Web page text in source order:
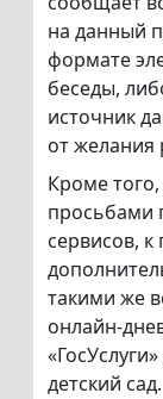
на данный
формате
беседы,
источник
от желания
Кроме
просьбами
сервисов, к
такими же
онлайн-
детский сад.